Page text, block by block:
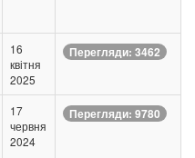
16
квітня
2025
Перегляди: 3462
17
червня
2024
Перегляди: 9780